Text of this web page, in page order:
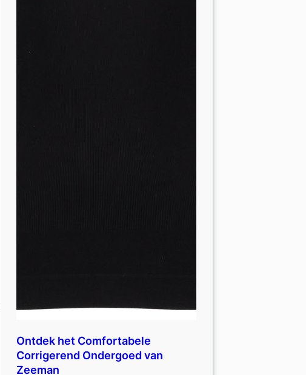
Ontdek het Comfortabele
Corrigerend Ondergoed van
Zeeman